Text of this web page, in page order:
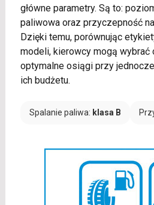
główne parametry. Są to:
paliwowa oraz przyczepność
Dzięki temu, porównując
modeli, kierowcy mogą wybrać
optymalne osiągi przy
ich budżetu.
Spalanie paliwa: klasa B